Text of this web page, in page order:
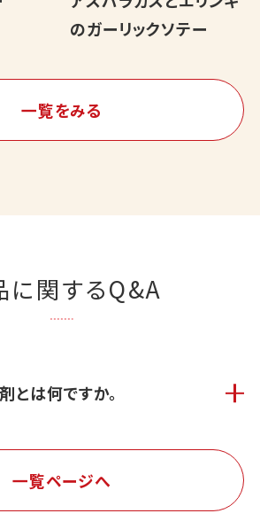
のガーリックソテー
一覧をみる
に関するQ&A
とは何ですか。
一覧ページへ